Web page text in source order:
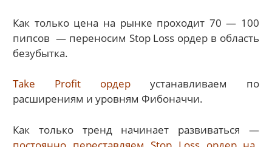
Как только цена на рынке проходит 70 — 100
пипсов — переносим Stop Loss ордер в область
безубытка.
Take Profit ордер устанавливаем по
расширениям и уровням Фибоначчи.
Как только тренд начинает развиваться —